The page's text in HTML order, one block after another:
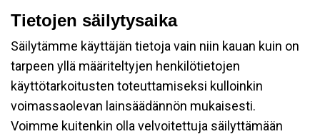
Tietojen säilytysaika
Säilytämme käyttäjän tietoja vain niin kauan kuin on
tarpeen yllä määriteltyjen henkilötietojen
käyttötarkoitusten toteuttamiseksi kulloinkin
voimassaolevan lainsäädännön mukaisesti.
Voimme kuitenkin olla velvoitettuja säilyttämään